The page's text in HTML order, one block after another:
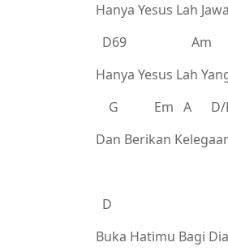
Hanya Yesus Lah
D69 Am
Hanya Yesus Lah
G Em A D/F#
Dan Berikan
D
Buka Hatimu Bagi Dia